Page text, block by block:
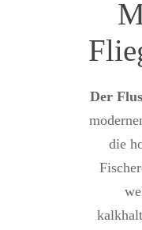
Der
die